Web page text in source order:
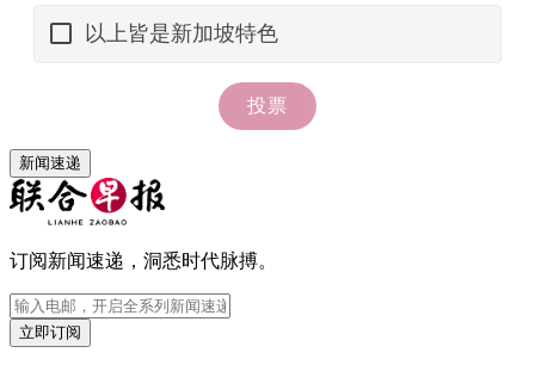
新闻速递
订阅新闻速递，洞悉时代脉搏。
立即订阅